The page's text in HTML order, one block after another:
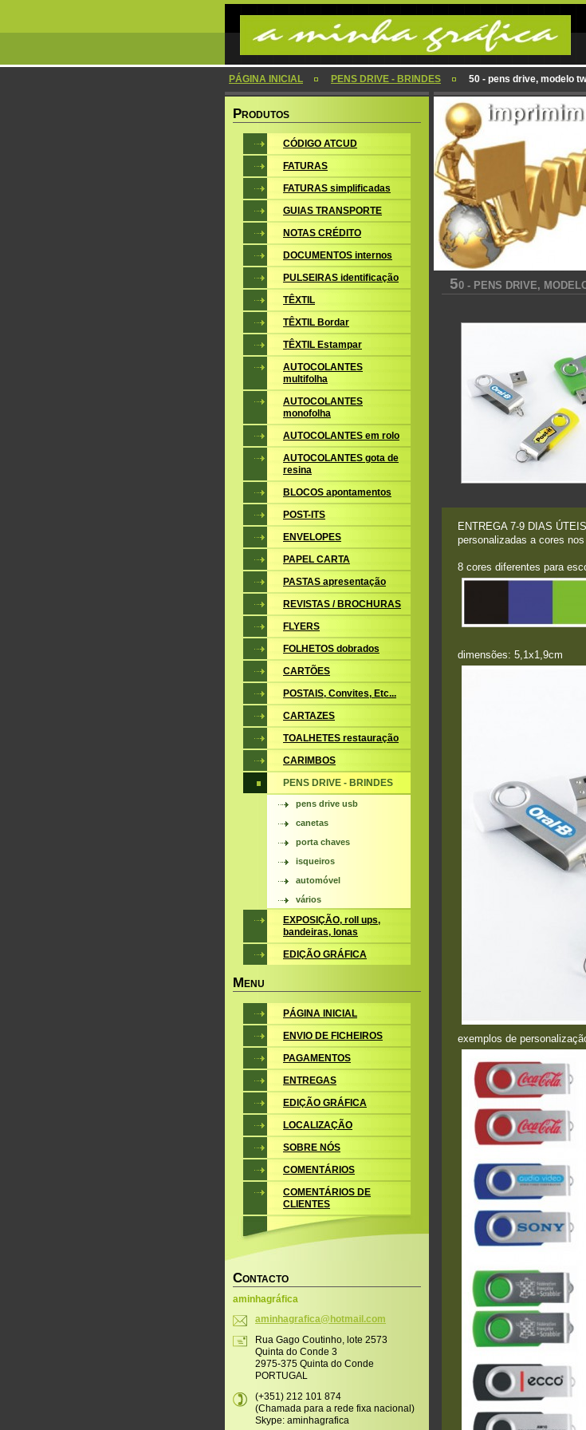
PÁGINA INICIAL PENS DRIVE - BRINDES 50 - pens drive, modelo
50 - PENS DRIVE,
ENTREGA 7-9 DIAS
personalizadas a cores
8 cores diferentes para
dimensões: 5,1x1,9cm
exemplos de
PRODUTOS
CÓDIGO ATCUD
FATURAS
FATURAS simplificadas
GUIAS TRANSPORTE
NOTAS CRÉDITO
DOCUMENTOS internos
PULSEIRAS identificação
TÊXTIL
TÊXTIL Bordar
TÊXTIL Estampar
AUTOCOLANTES
multifolha
AUTOCOLANTES
monofolha
AUTOCOLANTES em rolo
AUTOCOLANTES gota de
resina
BLOCOS apontamentos
POST-ITS
ENVELOPES
PAPEL CARTA
PASTAS apresentação
REVISTAS / BROCHURAS
FLYERS
FOLHETOS dobrados
CARTÕES
POSTAIS, Convites, Etc...
CARTAZES
TOALHETES restauração
CARIMBOS
PENS DRIVE - BRINDES
pens drive usb
canetas
porta chaves
isqueiros
automóvel
vários
EXPOSIÇÃO, roll ups,
bandeiras, lonas
EDIÇÃO GRÁFICA
M ENU
PÁGINA INICIAL
ENVIO DE FICHEIROS
PAGAMENTOS
ENTREGAS
EDIÇÃO GRÁFICA
LOCALIZAÇÃO
SOBRE NÓS
COMENTÁRIOS
COMENTÁRIOS DE
CLIENTES
CONTACTO
aminhagráfica
aminhagrafica@hotmail.com
Rua Gago Coutinho, lote 2573
Quinta do Conde 3
2975-375 Quinta do Conde
PORTUGAL
(+351) 212 101 874
(Chamada para a rede fixa nacional)
Skype: aminhagrafica